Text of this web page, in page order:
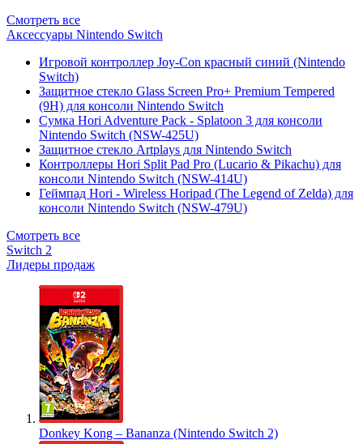
Смотреть все
Аксессуары Nintendo Switch
Игровой контроллер Joy-Con красный синий (Nintendo
Switch)
Защитное стекло Glass Screen Pro+ Premium Tempered
(9H) для консоли Nintendo Switch
Сумка Hori Adventure Pack - Splatoon 3 для консоли
Nintendo Switch (NSW-425U)
Защитное стекло Artplays для Nintendo Switch
Контроллеры Hori Split Pad Pro (Lucario & Pikachu) для
консоли Nintendo Switch (NSW-414U)
Геймпад Hori - Wireless Horipad (The Legend of Zelda) для
консоли Nintendo Switch (NSW-479U)
Смотреть все
Switch 2
Лидеры продаж
Donkey Kong – Bananza (Nintendo Switch 2)